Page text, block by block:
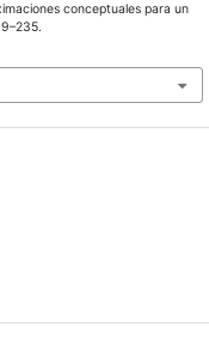
conceptuales para un